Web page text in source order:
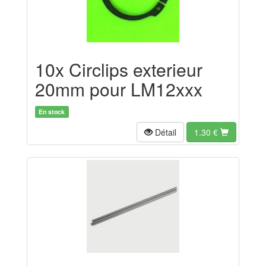
10x Circlips exterieur
20mm pour LM12xxx
En stock
Détail 1.30 €